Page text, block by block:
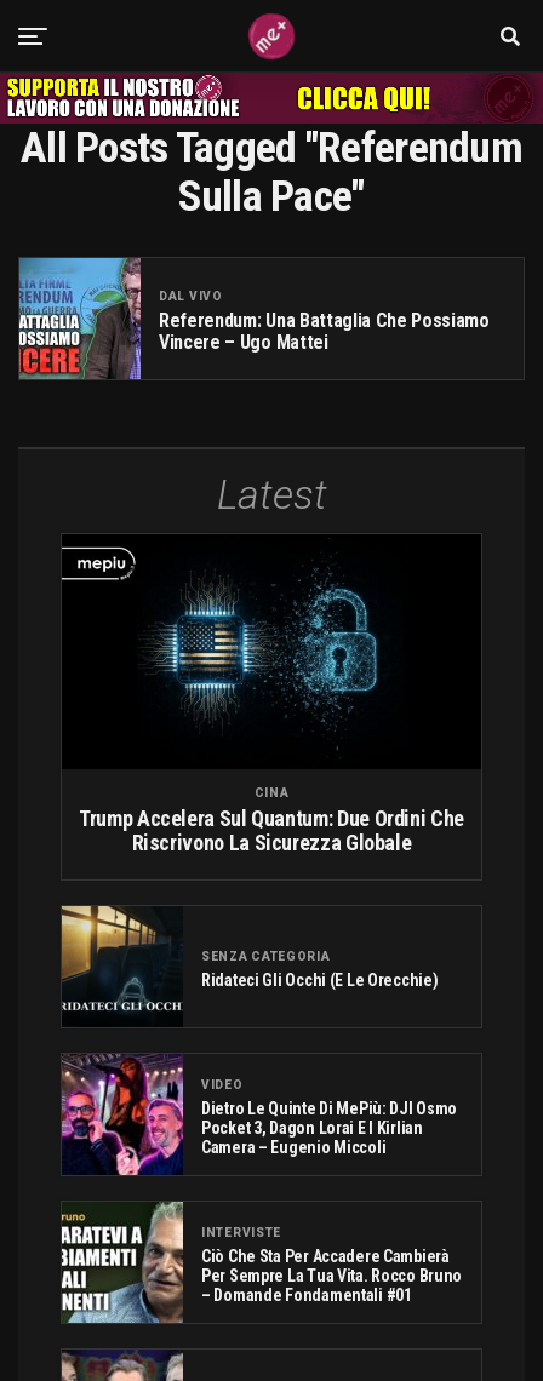
All Posts Tagged "referendum
Sulla Pace"
DAL VIVO
Referendum: Una Battaglia Che Possiamo
Vincere – Ugo Mattei
Latest
CINA
Trump Accelera Sul Quantum: Due Ordini Che
Riscrivono La Sicurezza Globale
SENZA CATEGORIA
Ridateci Gli Occhi (e Le Orecchie)
VIDEO
Dietro Le Quinte Di MePiù: DJI Osmo
Pocket 3, Dagon Lorai E I Kirlian
Camera – Eugenio Miccoli
INTERVISTE
Ciò Che Sta Per Accadere Cambierà
Per Sempre La Tua Vita. Rocco Bruno
– Domande Fondamentali #01